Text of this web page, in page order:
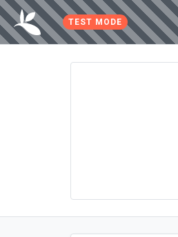
TEST MODE